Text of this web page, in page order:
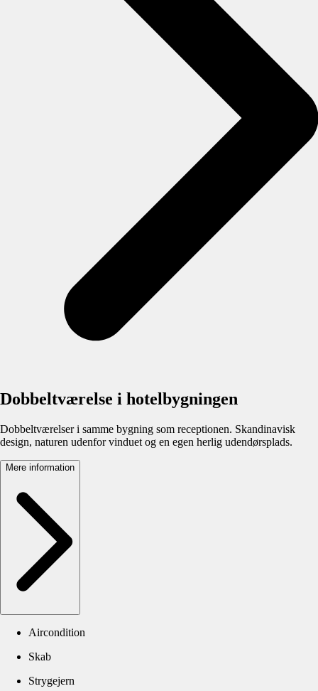
Dobbeltværelse i hotelbygningen
Dobbeltværelser i samme bygning som receptionen. Skandinavisk
design, naturen udenfor vinduet og en egen herlig udendørsplads.
Mere information
Aircondition
Skab
Strygejern